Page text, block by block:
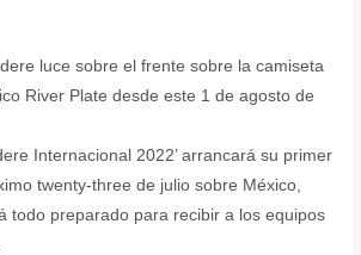
luce sobre el frente sobre la camiseta
River Plate desde este 1 de agosto de
Internacional 2022’ arrancará su primer
twenty-three de julio sobre México,
todo preparado para recibir a los equipos